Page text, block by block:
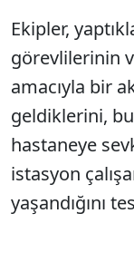
Ekipler,
görevlilerinin
amacıyla bir
geldiklerini,
hastaneye
istasyon
yaşandığını